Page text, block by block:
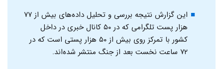
این گزارش نتیجه بررسی و تحلیل داده‌های بیش از ۷۷
هزار پست تلگرامی که در ۵۰ کانال خبری در داخل
کشور با تمرکز روی بیش از ۵۰ هزار پستی است که در
۷۲ ساعت نخست بعد از جنگ منتشر شده‌اند.